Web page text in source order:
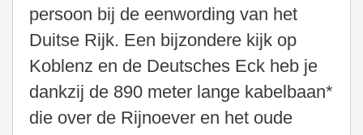
persoon bij de eenwording van het
Duitse Rijk. Een bijzondere kijk op
Koblenz en de Deutsches Eck heb je
dankzij de 890 meter lange kabelbaan*
die over de Rijnoever en het oude